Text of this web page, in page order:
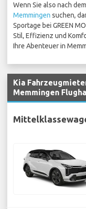
Wenn Sie also nach
Memmingen suchen,
Sportage bei GREEN
Stil, Effizienz und
Ihre Abenteuer in
Kia
Memmingen